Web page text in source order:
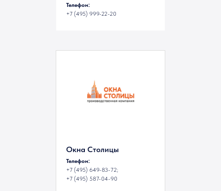
Телефон:
+7 (495) 999-22-20
Окна Столицы
Телефон:
+7 (495) 649-83-72;
+7 (495) 587-04-90